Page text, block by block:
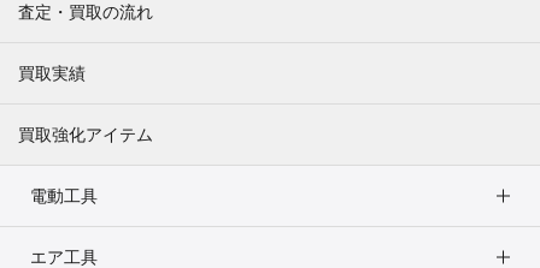
査定・買取の流れ
買取実績
買取強化アイテム
電動工具
エア工具